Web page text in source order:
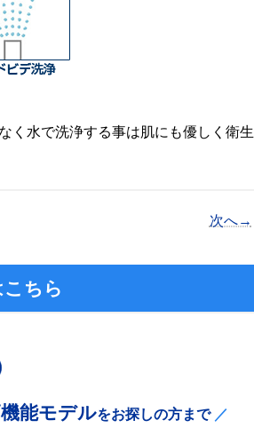
く水で洗浄する事は肌にも優しく衛生
次へ→
ちら
能モデルをお探しの方まで ／